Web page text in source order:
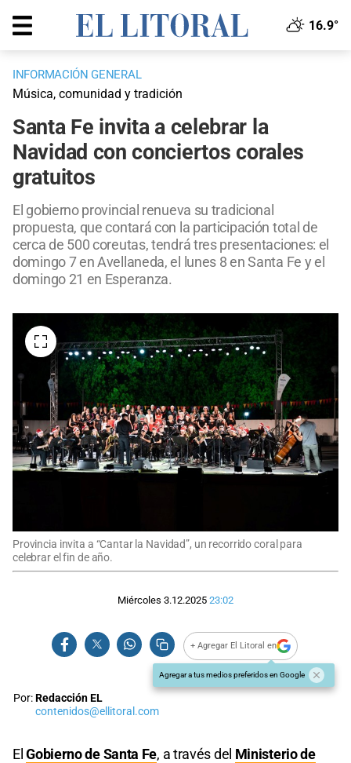
16.9°
INFORMACIÓN GENERAL
Música, comunidad y tradición
Santa Fe invita a celebrar la
Navidad con conciertos corales
gratuitos
El gobierno provincial renueva su tradicional
propuesta, que contará con la participación total de
cerca de 500 coreutas, tendrá tres presentaciones: el
domingo 7 en Avellaneda, el lunes 8 en Santa Fe y el
domingo 21 en Esperanza.
Provincia invita a “Cantar la Navidad”, un recorrido coral para
celebrar el fin de año.
Miércoles 3.12.2025 23:02
+ Agregar El Litoral en
Agregar a tus medios preferidos en Google
Por:Redacción EL
contenidos@ellitoral.com
ElGobierno deSanta Fe, a través del Ministerio de